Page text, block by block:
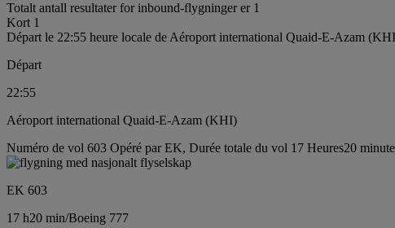
Totalt antall resultater for inbound-flygninger er 1
Kort 1
Départ le 22:55 heure locale de Aéroport international Quaid-E-Azam
Départ
22:55
Aéroport international Quaid-E-Azam (KHI)
Numéro de vol 603 Opéré par EK, Durée totale du vol 17 Heures20
EK 603
17 h20 min/Boeing 777